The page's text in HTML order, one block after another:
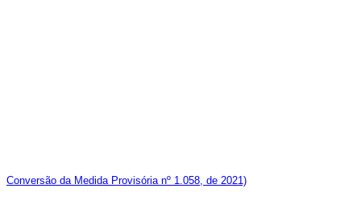
Conversão da Medida Provisória nº 1.058, de 2021)